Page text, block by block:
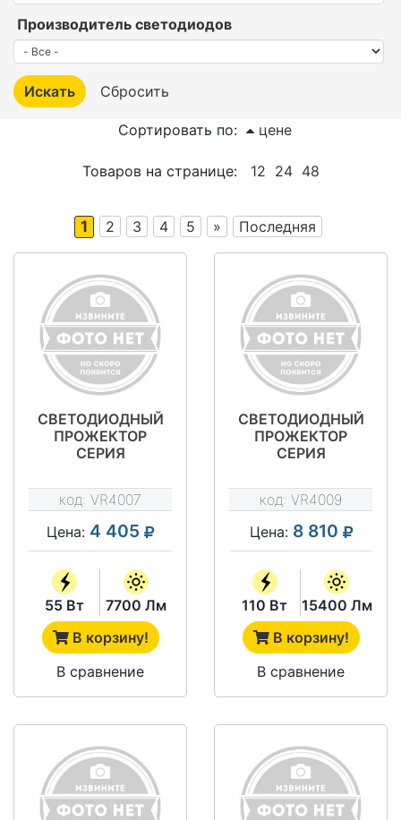
Производитель светодиодов
Сортировать по: цене
Товаров на странице: 12 24 48
1 2 3 4 5 » Последняя
СВЕТОДИОДНЫЙ
ПРОЖЕКТОР
СЕРИЯ
ЭКОНОМ" VRN-
LPE30-55-A50K67-
U
код: VR4007
Цена: 4 405
55 Вт
7700 Лм
В корзину!
В сравнение
СВЕТОДИОДНЫЙ
ПРОЖЕКТОР
СЕРИЯ
ЭКОНОМ" VRN-
LPE30-110D-
A50K67-U
код: VR4009
Цена: 8 810
110 Вт
15400 Лм
В корзину!
В сравнение